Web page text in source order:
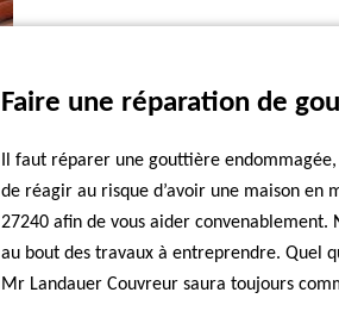
Faire une réparation de
Il faut réparer une gouttière
de réagir au risque d’avoir une maison en
27240 afin de vous aider convenablement.
au bout des travaux à entreprendre. Quel
Mr Landauer Couvreur saura toujours